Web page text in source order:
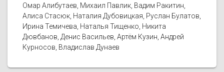
Омар Алибутаев, Михаил Павлик, Вадим Ракитин,
Алиса Стасюк, Наталия Дубовицкая, Руслан Булатов,
Ирина Темичева, Наталья Тищенко, Никита
Дювбанов, Денис Васильев, Артём Кузин, Андрей
Курносов, Владислав Дунаев